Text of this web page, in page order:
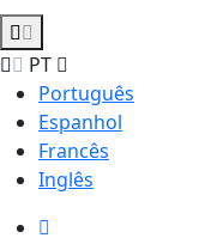
PT
Português
Espanhol
Francês
Inglês